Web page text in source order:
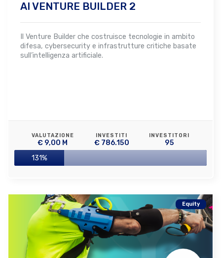
AI VENTURE BUILDER 2
Il Venture Builder che costruisce tecnologie in ambito
difesa, cybersecurity e infrastrutture critiche basate
sull’intelligenza artificiale.
VALUTAZIONE
€ 9,00 M
INVESTITI
€ 786.150
INVESTITORI
95
131%
Equity